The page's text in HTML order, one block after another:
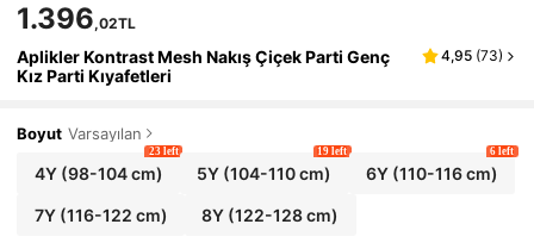
1.396,02TL
Aplikler Kontrast Mesh Nakış Çiçek Parti Genç
Kız Parti Kıyafetleri
4,95 (73)
Boyut Varsayılan
4Y(98-104 cm)
23 left
5Y (104-110 cm)
19 left
6Y(110-116 cm)
6 left
7Y(116-122 cm) 8Y (122-128 cm)